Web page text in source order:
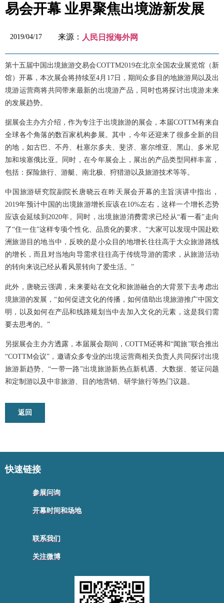
易会开幕 业界聚焦出境游新发展
2019/04/17 来源： 人民日报海外网
第十五届中国出境旅游交易会COTTM2019在北京全国农业展览馆（新
馆）开幕，本次展会将持续至4月17日，期间众多目的地旅游局以及出
境游运营商将共同带来最新的出境游产品，同时也将探讨出境游未来
的发展趋势。
据展会主办方介绍，作为专注于出境旅游的展会，本届COTTM有来自
全球各个角落的数百家机构参展。其中，今年还迎来了很多全新的目
的地，如古巴、不丹、杜塞尔多夫、斐济、塞尔维亚、黑山、多米尼
加和埃塞俄比亚。同时，在今年展会上，展出的产品类型同样丰富，
包括：探险旅行、游艇、南北极、狩猎游以及旅游技术等等。
中国旅游研究院副院长唐晓云在昨天展会开幕的主旨演讲中指出，
2019年预计中国的出境旅游增长应该在10%左右，这样一个增长态势
应该会延续到2020年。同时，出境旅游消费需求已经从“看一看”走向
了“住一住”这样专项个性化、品质化的要求。“大家可以发现中国赴欧
洲旅游目的地当中，反映的是小众目的地增长往往高于大众旅游路线
的增长，而且对当地向导需求往往高于传统导游的需求，从旅游活动
的转向来说已经从看风景转向了爱生活。”
此外，唐晓云强调，未来要站在文化和旅游融合的大背景下去考虑出
境旅游的发展，“如何促进文化的传播，如何借助出境旅游推广中国文
明，以及如何在产品和线路规划当中去加入文化的元素，这是我们需
要去思考的。”
另据展会主办方透露，本届展会期间，COTTM还将和“闻旅”联合推出
“COTTM会议”，邀请众多专业的出境运营商相关负责人共同探讨出境
旅游新趋势、“一带一路”出境旅游新热点新机遇、大数据、签证问题
和定制游以及中非旅游、目的地营销、研学旅行等热门议题。
返回
快速链接
参展问询
开幕时间和场地
联系我们
关注微博